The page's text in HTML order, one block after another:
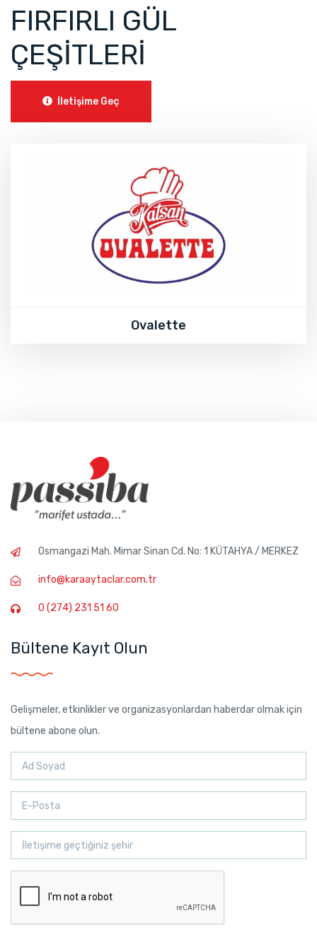
FIRFIRLI GÜL
ÇEŞİTLERİ
İletişime Geç
Ovalette
Osmangazi Mah. Mimar Sinan Cd. No: 1 KÜTAHYA / MERKEZ
info@karaaytaclar.com.tr
0 (274) 231 51 60
Bültene Kayıt Olun
Gelişmeler, etkinlikler ve organizasyonlardan haberdar olmak için
bültene abone olun.